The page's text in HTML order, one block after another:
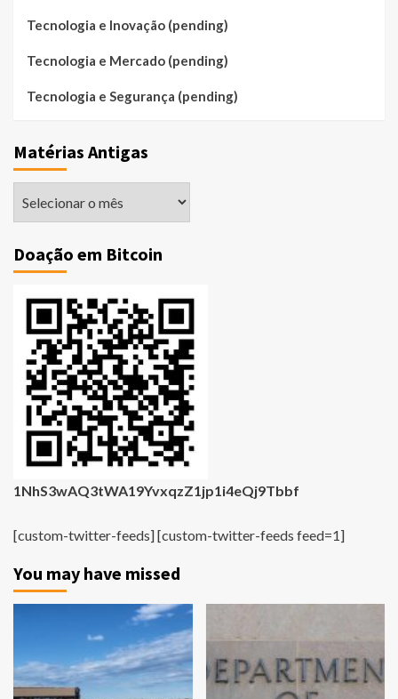
Tecnologia e Inovação (pending)
Tecnologia e Mercado (pending)
Tecnologia e Segurança (pending)
Matérias Antigas
Doação em Bitcoin
1NhS3wAQ3tWA19YvxqzZ1jp1i4eQj9Tbbf
[custom-twitter-feeds] [custom-twitter-feeds feed=1]
You may have missed